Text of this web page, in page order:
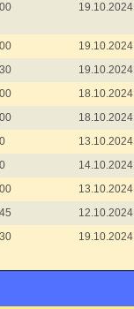
19.10.2024
19.10.2024
19.10.2024
18.10.2024
18.10.2024
13.10.2024
14.10.2024
13.10.2024
12.10.2024
19.10.2024